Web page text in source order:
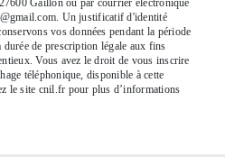
Gaillon ou par courrier électronique
Un justificatif d'identité
vos données pendant la période
de prescription légale aux fins
Vous avez le droit de vous inscrire
téléphonique, disponible à cette
le site cnil.fr pour plus d’informations